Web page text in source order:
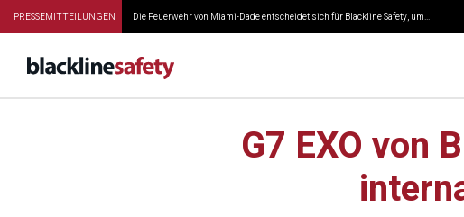
PRESSEMITTEILUNGEN Die Feuerwehr von Miami-Dade entscheidet sich für Blackline Safety, um...
G7 EXO von